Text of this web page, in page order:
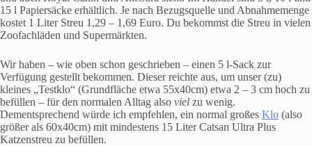
15 l Papiersäcke erhältlich. Je nach Bezugsquelle und Abnahmemenge
kostet 1 Liter Streu 1,29 – 1,69 Euro. Du bekommst die Streu in vielen
Zoofachläden und Supermärkten.
Wir haben – wie oben schon geschrieben – einen 5 l-Sack zur
Verfügung gestellt bekommen. Dieser reichte aus, um unser (zu)
kleines „Testklo“ (Grundfläche etwa 55x40cm) etwa 2 – 3 cm hoch zu
befüllen – für den normalen Alltag also viel zu wenig.
Dementsprechend würde ich empfehlen, ein normal großes Klo (also
größer als 60x40cm) mit mindestens 15 Liter Catsan Ultra Plus
Katzenstreu zu befüllen.